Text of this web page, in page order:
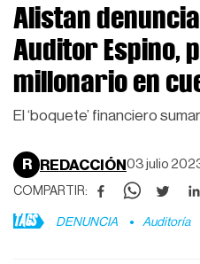
Alistan
Auditor Espino,
millonario en
El ‘boquete’ financiero
R REDACCIÓN 03 julio
COMPARTIR:
TAGS DENUNCIA Auditoría